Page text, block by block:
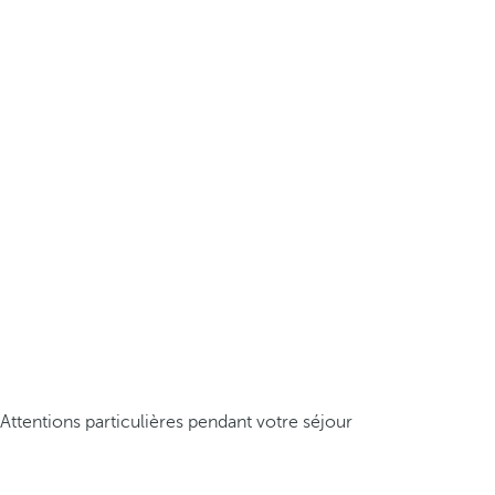
Attentions particulières pendant votre séjour